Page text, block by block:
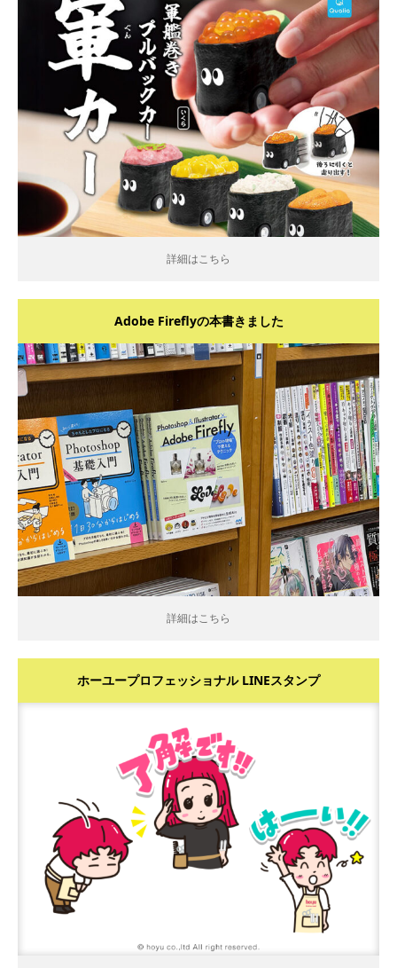
詳細はこちら
詳細はこちら
Adobe Fireflyの本書きました
詳細はこちら
詳細はこちら
ホーユープロフェッショナル LINEスタンプ
詳細はこちら